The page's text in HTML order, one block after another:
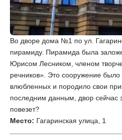
Во дворе дома №1 по ул.
пирамиду. Пирамида была
Юрисом Лесником, членом
речников». Это сооружение
влюбленных и породило свои
последним данным, двор сейчас
повезет?
Место: Гагаринская улица, 1